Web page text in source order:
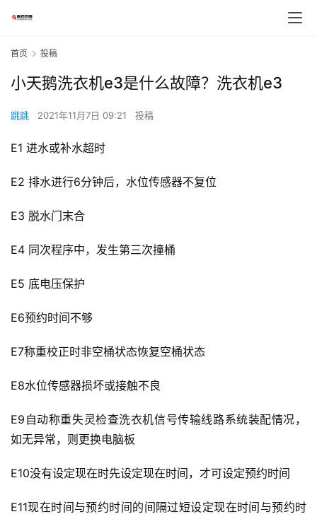
首页 投稿
小天鹅洗衣机e3是什么故障？洗衣机e3
跳跳 2021年11月7日 09:21 投稿
E1 进水或补水超时
E2 排水进行6分钟后，水位传感器不复位
E3 脱水门末合
E4 同次程序中，发生第三次撞桶
E5 底电压保护
E6预约时间不够
E7称重校正时非空桶状态恢复空桶状态
E8水位传感器损坏或接触不良
E9自动称重失灵检查洗衣机信号传输线路系统装配情况，
如无异常，则更换电脑板
E10没有设定现在时先设定现在时间，才可设定预约时间
E11现在时间与预约时间的间隔过短设定现在时间与预约时